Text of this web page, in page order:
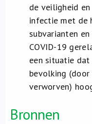
de veiligheid
infectie met de
subvarianten
COVID-19
een situatie
bevolking
verworven)
Bronnen